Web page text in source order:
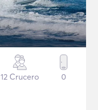
12 Crucero 0